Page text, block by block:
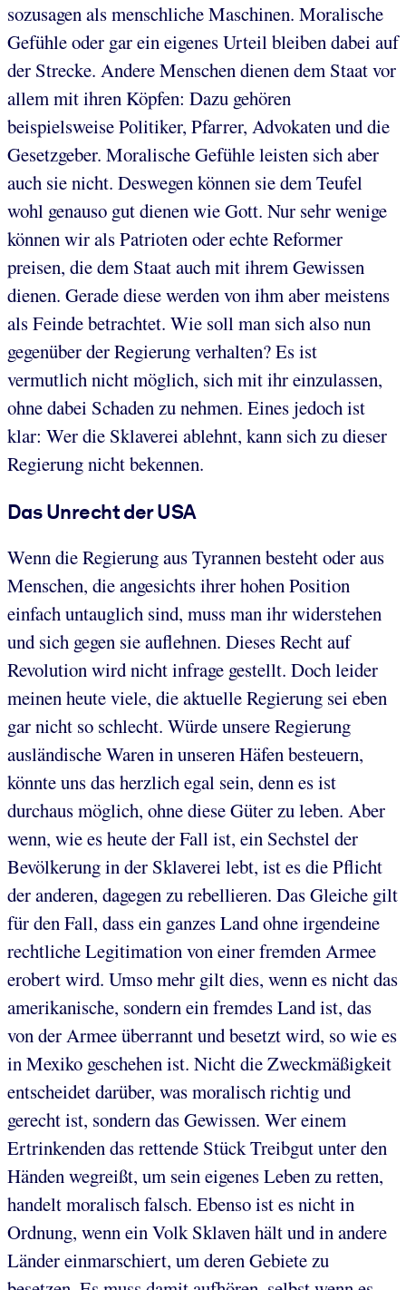
sozusagen als menschliche Maschinen. Moralische
Gefühle oder gar ein eigenes Urteil bleiben dabei auf
der Strecke. Andere Menschen dienen dem Staat vor
allem mit ihren Köpfen: Dazu gehören
beispielsweise Politiker, Pfarrer, Advokaten und die
Gesetzgeber. Moralische Gefühle leisten sich aber
auch sie nicht. Deswegen können sie dem Teufel
wohl genauso gut dienen wie Gott. Nur sehr wenige
können wir als Patrioten oder echte Reformer
preisen, die dem Staat auch mit ihrem Gewissen
dienen. Gerade diese werden von ihm aber meistens
als Feinde betrachtet. Wie soll man sich also nun
gegenüber der Regierung verhalten? Es ist
vermutlich nicht möglich, sich mit ihr einzulassen,
ohne dabei Schaden zu nehmen. Eines jedoch ist
klar: Wer die Sklaverei ablehnt, kann sich zu dieser
Regierung nicht bekennen.
Das Unrecht der USA
Wenn die Regierung aus Tyrannen besteht oder aus
Menschen, die angesichts ihrer hohen Position
einfach untauglich sind, muss man ihr widerstehen
und sich gegen sie auflehnen. Dieses Recht auf
Revolution wird nicht infrage gestellt. Doch leider
meinen heute viele, die aktuelle Regierung sei eben
gar nicht so schlecht. Würde unsere Regierung
ausländische Waren in unseren Häfen besteuern,
könnte uns das herzlich egal sein, denn es ist
durchaus möglich, ohne diese Güter zu leben. Aber
wenn, wie es heute der Fall ist, ein Sechstel der
Bevölkerung in der Sklaverei lebt, ist es die Pflicht
der anderen, dagegen zu rebellieren. Das Gleiche gilt
für den Fall, dass ein ganzes Land ohne irgendeine
rechtliche Legitimation von einer fremden Armee
erobert wird. Umso mehr gilt dies, wenn es nicht das
amerikanische, sondern ein fremdes Land ist, das
von der Armee überrannt und besetzt wird, so wie es
in Mexiko geschehen ist. Nicht die Zweckmäßigkeit
entscheidet darüber, was moralisch richtig und
gerecht ist, sondern das Gewissen. Wer einem
Ertrinkenden das rettende Stück Treibgut unter den
Händen wegreißt, um sein eigenes Leben zu retten,
handelt moralisch falsch. Ebenso ist es nicht in
Ordnung, wenn ein Volk Sklaven hält und in andere
Länder einmarschiert, um deren Gebiete zu